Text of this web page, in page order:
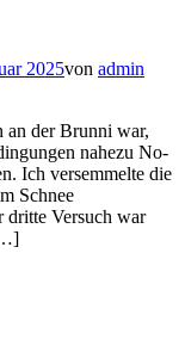
2025von admin
an der Brunni war,
nahezu No-
Ich versemmelte die
Schnee
dritte Versuch war